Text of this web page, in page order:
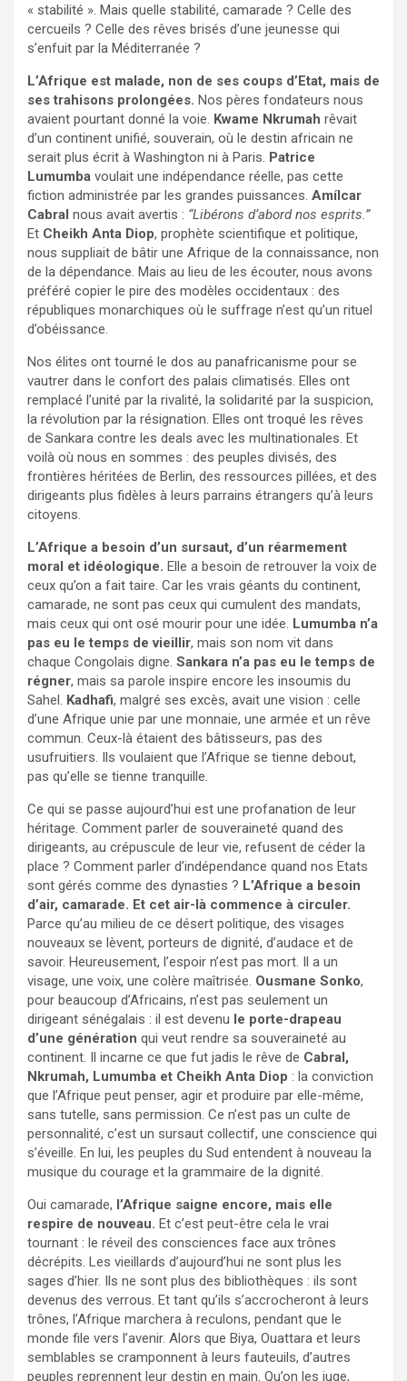
« stabilité ». Mais quelle stabilité, camarade ? Celle des
cercueils ? Celle des rêves brisés d’une jeunesse qui
s’enfuit par la Méditerranée ?
L’Afrique est malade, non de ses coups d’Etat, mais de
ses trahisons prolongées. Nos pères fondateurs nous
avaient pourtant donné la voie. Kwame Nkrumah rêvait
d’un continent unifié, souverain, où le destin africain ne
serait plus écrit à Washington ni à Paris. Patrice
Lumumba voulait une indépendance réelle, pas cette
fiction administrée par les grandes puissances. Amílcar
Cabral nous avait avertis : “Libérons d’abord nos esprits.”
Et Cheikh Anta Diop, prophète scientifique et politique,
nous suppliait de bâtir une Afrique de la connaissance, non
de la dépendance. Mais au lieu de les écouter, nous avons
préféré copier le pire des modèles occidentaux : des
républiques monarchiques où le suffrage n’est qu’un rituel
d’obéissance.
Nos élites ont tourné le dos au panafricanisme pour se
vautrer dans le confort des palais climatisés. Elles ont
remplacé l’unité par la rivalité, la solidarité par la suspicion,
la révolution par la résignation. Elles ont troqué les rêves
de Sankara contre les deals avec les multinationales. Et
voilà où nous en sommes : des peuples divisés, des
frontières héritées de Berlin, des ressources pillées, et des
dirigeants plus fidèles à leurs parrains étrangers qu’à leurs
citoyens.
L’Afrique a besoin d’un sursaut, d’un réarmement
moral et idéologique. Elle a besoin de retrouver la voix de
ceux qu’on a fait taire. Car les vrais géants du continent,
camarade, ne sont pas ceux qui cumulent des mandats,
mais ceux qui ont osé mourir pour une idée. Lumumba n’a
pas eu le temps de vieillir, mais son nom vit dans
chaque Congolais digne. Sankara n’a pas eu le temps de
régner, mais sa parole inspire encore les insoumis du
Sahel. Kadhafi, malgré ses excès, avait une vision : celle
d’une Afrique unie par une monnaie, une armée et un rêve
commun. Ceux-là étaient des bâtisseurs, pas des
usufruitiers. Ils voulaient que l’Afrique se tienne debout,
pas qu’elle se tienne tranquille.
Ce qui se passe aujourd’hui est une profanation de leur
héritage. Comment parler de souveraineté quand des
dirigeants, au crépuscule de leur vie, refusent de céder la
place ? Comment parler d’indépendance quand nos Etats
sont gérés comme des dynasties ? L’Afrique a besoin
d’air, camarade. Et cet air-là commence à circuler.
Parce qu’au milieu de ce désert politique, des visages
nouveaux se lèvent, porteurs de dignité, d’audace et de
savoir. Heureusement, l’espoir n’est pas mort. Il a un
visage, une voix, une colère maîtrisée. Ousmane Sonko,
pour beaucoup d’Africains, n’est pas seulement un
dirigeant sénégalais : il est devenu le porte-drapeau
d’une génération qui veut rendre sa souveraineté au
continent. Il incarne ce que fut jadis le rêve de Cabral,
Nkrumah, Lumumba et Cheikh Anta Diop : la conviction
que l’Afrique peut penser, agir et produire par elle-même,
sans tutelle, sans permission. Ce n’est pas un culte de
personnalité, c’est un sursaut collectif, une conscience qui
s’éveille. En lui, les peuples du Sud entendent à nouveau la
musique du courage et la grammaire de la dignité.
Oui camarade, l’Afrique saigne encore, mais elle
respire de nouveau. Et c’est peut-être cela le vrai
tournant : le réveil des consciences face aux trônes
décrépits. Les vieillards d’aujourd’hui ne sont plus les
sages d’hier. Ils ne sont plus des bibliothèques : ils sont
devenus des verrous. Et tant qu’ils s’accrocheront à leurs
trônes, l’Afrique marchera à reculons, pendant que le
monde file vers l’avenir. Alors que Biya, Ouattara et leurs
semblables se cramponnent à leurs fauteuils, d’autres
peuples reprennent leur destin en main. Qu’on les juge,